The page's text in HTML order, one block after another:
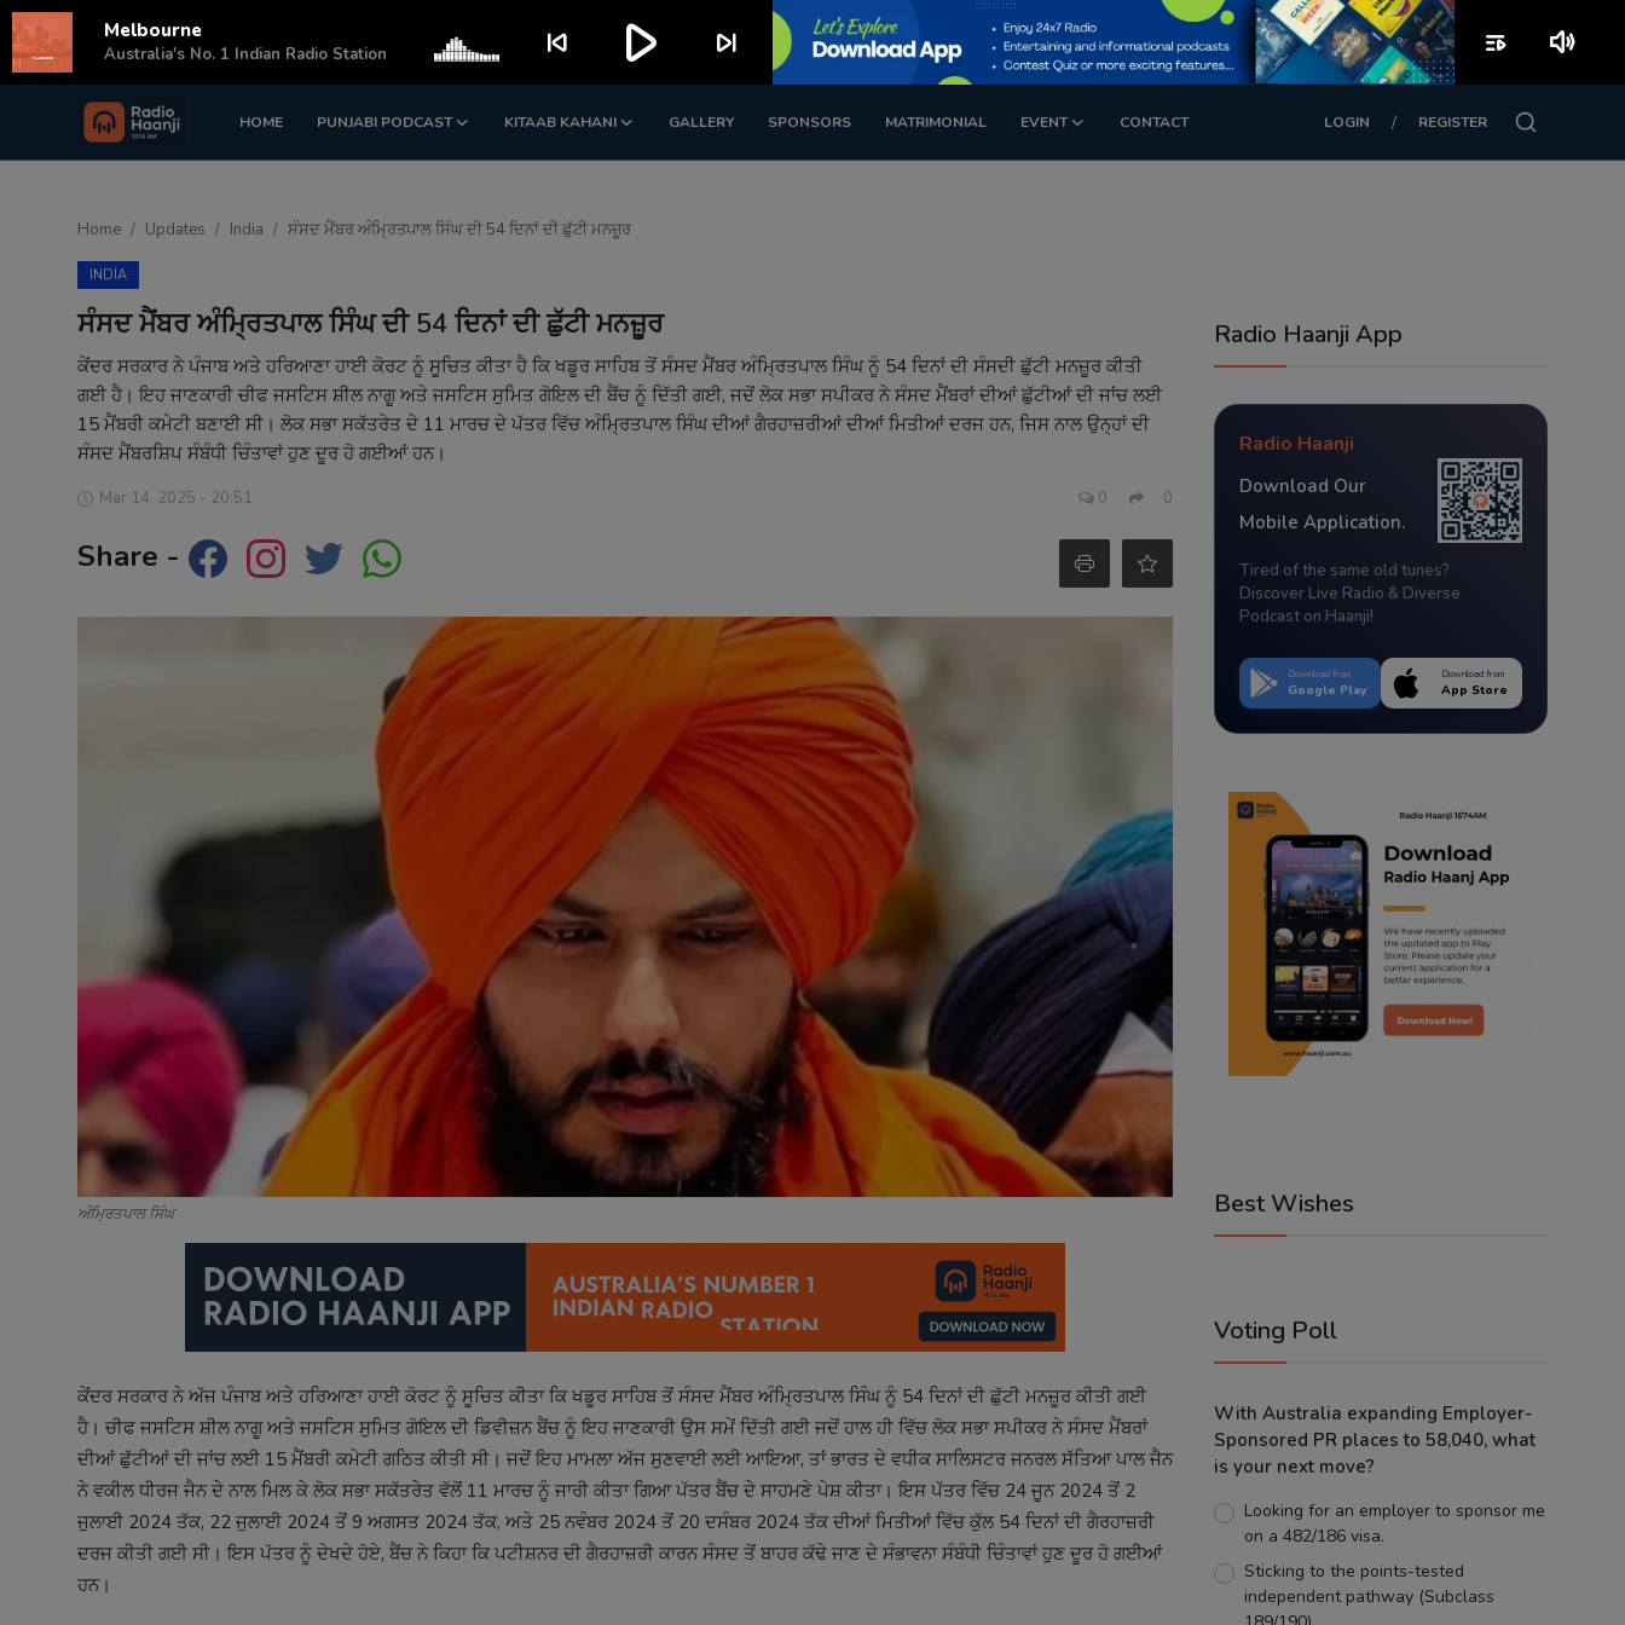
HOME PUNJABI PODCAST KITAAB KAHANI GALLERY SPONSORS MATRIMONIAL EVENT CONTACT LOGIN / REGISTER
Login Register
Punjabi Podcast
Kitaab Kahani
Sponsors
Matrimonial
Contact
Home Updates India ਸੰਸਦ ਮੈਂਬਰ ਅੰਮ੍ਰਿਤਪਾਲ ਸਿੰਘ ਦੀ 54 ਦਿਨਾਂ ਦੀ ਛੁੱਟੀ ਮਨਜ਼ੂਰ
INDIA
ਸੰਸਦ ਮੈਂਬਰ ਅੰਮ੍ਰਿਤਪਾਲ ਸਿੰਘ ਦੀ 54 ਦਿਨਾਂ ਦੀ ਛੁੱਟੀ ਮਨਜ਼ੂਰ
ਕੇਂਦਰ ਸਰਕਾਰ ਨੇ ਪੰਜਾਬ ਅਤੇ ਹਰਿਆਣਾ ਹਾਈ ਕੋਰਟ ਨੂੰ ਸੂਚਿਤ ਕੀਤਾ ਹੈ ਕਿ ਖਡੂਰ ਸਾਹਿਬ ਤੋਂ ਸੰਸਦ ਮੈਂਬਰ ਅੰਮ੍ਰਿਤਪਾਲ ਸਿੰਘ ਨੂੰ 54 ਦਿਨਾਂ ਦੀ ਸੰਸਦੀ ਛੁੱਟੀ ਮਨਜ਼ੂਰ ਕੀਤੀ
ਗਈ ਹੈ। ਇਹ ਜਾਣਕਾਰੀ ਚੀਫ ਜਸਟਿਸ ਸ਼ੀਲ ਨਾਗੂ ਅਤੇ ਜਸਟਿਸ ਸੁਮਿਤ ਗੋਇਲ ਦੀ ਬੈਂਚ ਨੂੰ ਦਿੱਤੀ ਗਈ, ਜਦੋਂ ਲੋਕ ਸਭਾ ਸਪੀਕਰ ਨੇ ਸੰਸਦ ਮੈਂਬਰਾਂ ਦੀਆਂ ਛੁੱਟੀਆਂ ਦੀ ਜਾਂਚ ਲਈ
15 ਮੈਂਬਰੀ ਕਮੇਟੀ ਬਣਾਈ ਸੀ। ਲੋਕ ਸਭਾ ਸਕੱਤਰੇਤ ਦੇ 11 ਮਾਰਚ ਦੇ ਪੱਤਰ ਵਿੱਚ ਅੰਮ੍ਰਿਤਪਾਲ ਸਿੰਘ ਦੀਆਂ ਗੈਰਹਾਜ਼ਰੀਆਂ ਦੀਆਂ ਮਿਤੀਆਂ ਦਰਜ ਹਨ, ਜਿਸ ਨਾਲ ਉਨ੍ਹਾਂ ਦੀ
ਸੰਸਦ ਮੈਂਬਰਸ਼ਿਪ ਸੰਬੰਧੀ ਚਿੰਤਾਵਾਂ ਹੁਣ ਦੂਰ ਹੋ ਗਈਆਂ ਹਨ।
Mar 14, 2025 - 20:51 0 0
Share -
ਅੰਮ੍ਰਿਤਪਾਲ ਸਿੰਘ
ਕੇਂਦਰ ਸਰਕਾਰ ਨੇ ਅੱਜ ਪੰਜਾਬ ਅਤੇ ਹਰਿਆਣਾ ਹਾਈ ਕੋਰਟ ਨੂੰ ਸੂਚਿਤ ਕੀਤਾ ਕਿ ਖਡੂਰ ਸਾਹਿਬ ਤੋਂ ਸੰਸਦ ਮੈਂਬਰ ਅੰਮ੍ਰਿਤਪਾਲ ਸਿੰਘ ਨੂੰ 54 ਦਿਨਾਂ ਦੀ ਛੁੱਟੀ ਮਨਜ਼ੂਰ ਕੀਤੀ ਗਈ
ਹੈ। ਚੀਫ ਜਸਟਿਸ ਸ਼ੀਲ ਨਾਗੂ ਅਤੇ ਜਸਟਿਸ ਸੁਮਿਤ ਗੋਇਲ ਦੀ ਡਿਵੀਜ਼ਨ ਬੈਂਚ ਨੂੰ ਇਹ ਜਾਣਕਾਰੀ ਉਸ ਸਮੇਂ ਦਿੱਤੀ ਗਈ ਜਦੋਂ ਹਾਲ ਹੀ ਵਿੱਚ ਲੋਕ ਸਭਾ ਸਪੀਕਰ ਨੇ ਸੰਸਦ ਮੈਂਬਰਾਂ
ਦੀਆਂ ਛੁੱਟੀਆਂ ਦੀ ਜਾਂਚ ਲਈ 15 ਮੈਂਬਰੀ ਕਮੇਟੀ ਗਠਿਤ ਕੀਤੀ ਸੀ। ਜਦੋਂ ਇਹ ਮਾਮਲਾ ਅੱਜ ਸੁਣਵਾਈ ਲਈ ਆਇਆ, ਤਾਂ ਭਾਰਤ ਦੇ ਵਧੀਕ ਸਾਲਿਸਟਰ ਜਨਰਲ ਸੱਤਿਆ ਪਾਲ ਜੈਨ
ਨੇ ਵਕੀਲ ਧੀਰਜ ਜੈਨ ਦੇ ਨਾਲ ਮਿਲ ਕੇ ਲੋਕ ਸਭਾ ਸਕੱਤਰੇਤ ਵੱਲੋਂ 11 ਮਾਰਚ ਨੂੰ ਜਾਰੀ ਕੀਤਾ ਗਿਆ ਪੱਤਰ ਬੈਂਚ ਦੇ ਸਾਹਮਣੇ ਪੇਸ਼ ਕੀਤਾ। ਇਸ ਪੱਤਰ ਵਿੱਚ 24 ਜੂਨ 2024 ਤੋਂ 2
ਜੁਲਾਈ 2024 ਤੱਕ, 22 ਜੁਲਾਈ 2024 ਤੋਂ 9 ਅਗਸਤ 2024 ਤੱਕ, ਅਤੇ 25 ਨਵੰਬਰ 2024 ਤੋਂ 20 ਦਸੰਬਰ 2024 ਤੱਕ ਦੀਆਂ ਮਿਤੀਆਂ ਵਿੱਚ ਕੁੱਲ 54 ਦਿਨਾਂ ਦੀ ਗੈਰਹਾਜ਼ਰੀ
ਦਰਜ ਕੀਤੀ ਗਈ ਸੀ। ਇਸ ਪੱਤਰ ਨੂੰ ਦੇਖਦੇ ਹੋਏ, ਬੈਂਚ ਨੇ ਕਿਹਾ ਕਿ ਪਟੀਸ਼ਨਰ ਦੀ ਗੈਰਹਾਜ਼ਰੀ ਕਾਰਨ ਸੰਸਦ ਤੋਂ ਬਾਹਰ ਕੱਢੇ ਜਾਣ ਦੇ ਸੰਭਾਵਨਾ ਸੰਬੰਧੀ ਚਿੰਤਾਵਾਂ ਹੁਣ ਦੂਰ ਹੋ ਗਈਆਂ
ਹਨ।
Radio Haanji App
Radio Haanji
Download Our
Mobile Application.
Tired of the same old tunes?
Discover Live Radio & Diverse
Podcast on Haanji!
Download from
Google Play
Download from
App Store
Best Wishes
Voting Poll
With Australia expanding Employer-
Sponsored PR places to 58,040, what
is your next move?
Looking for an employer to sponsor me
on a 482/186 visa.
Sticking to the points-tested
independent pathway (Subclass
Melbourne
Australia's No. 1 Indian Radio Station skip_previous play_arrow skip_next playlist_play volume_up